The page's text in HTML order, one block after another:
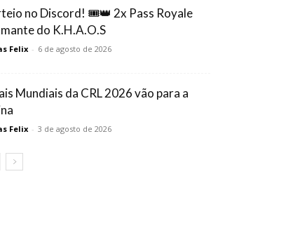
no Discord! 🎟️👑 2x Pass Royale
do K.H.A.O.S
Felix - 6 de agosto de 2026
Mundiais da CRL 2026 vão para a
Felix - 3 de agosto de 2026